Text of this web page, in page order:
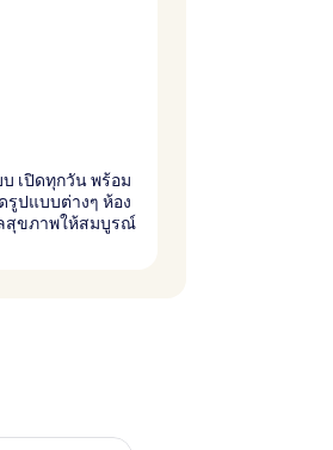
เปิดทุกวัน พร้อม
ปแบบต่างๆ ห้อง
สุขภาพให้สมบูรณ์